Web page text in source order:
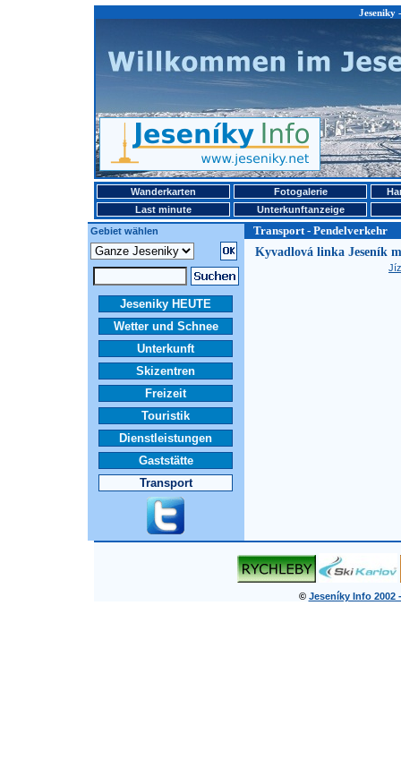
Jeseniky
Wanderkarten Fotogalerie
Last minute
Unterkunftanzeige
Gebiet wählen
Transport - Pendelverkehr
Jeseniky HEUTE
Wetter und Schnee
Unterkunft
Skizentren
Freizeit
Touristik
Dienstleistungen
Gaststätte
Transport
Kyvadlová linka Jeseník
© Jeseníky Info 2002